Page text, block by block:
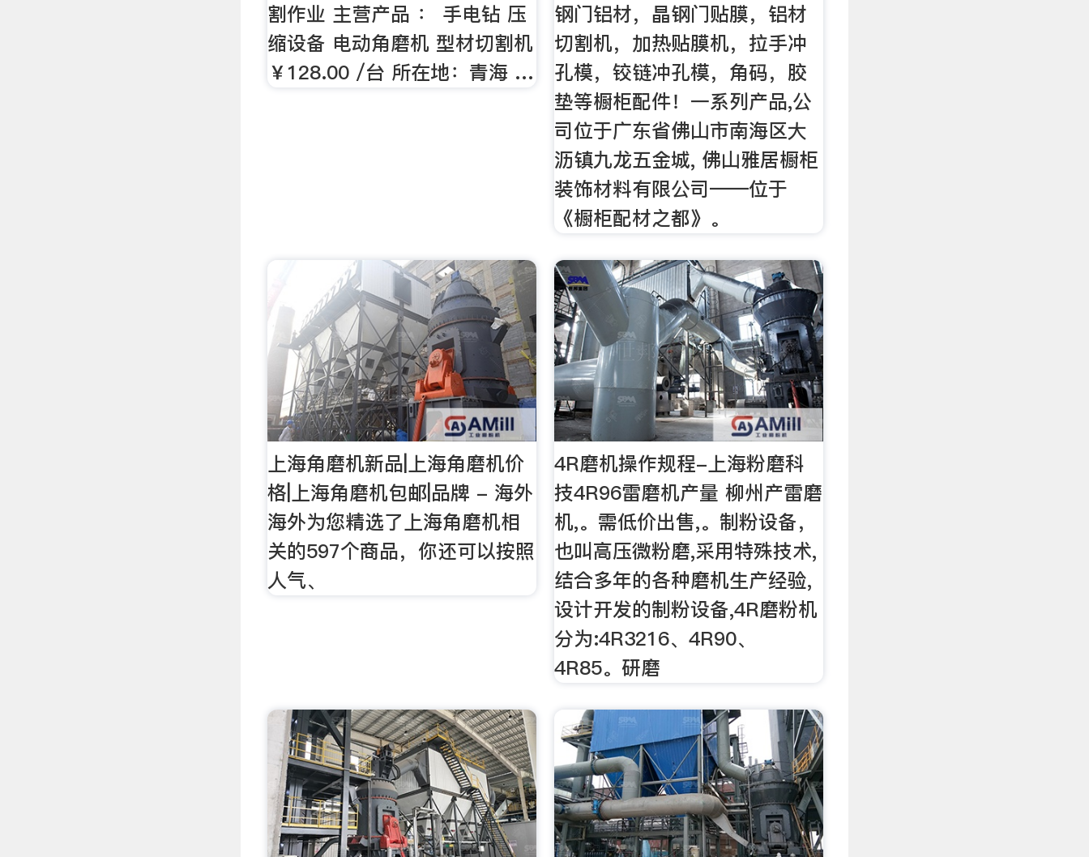
割作业 主营产品 ： 手电钻 压
缩设备 电动角磨机 型材切割机
￥128.00 /台 所在地：青海 …
钢门铝材，晶钢门贴膜，铝材
切割机，加热贴膜机，拉手冲
孔模，铰链冲孔模，角码，胶
垫等橱柜配件！一系列产品,公
司位于广东省佛山市南海区大
沥镇九龙五金城, 佛山雅居橱柜
装饰材料有限公司——位于
《橱柜配材之都》。
上海角磨机新品|上海角磨机价
格|上海角磨机包邮|品牌 - 海外
海外为您精选了上海角磨机相
关的597个商品，你还可以按照
人气、
4R磨机操作规程-上海粉磨科
技4R96雷磨机产量 柳州产雷磨
机,。需低价出售,。制粉设备，
也叫高压微粉磨,采用特殊技术,
结合多年的各种磨机生产经验,
设计开发的制粉设备,4R磨粉机
分为:4R3216、4R90、
4R85。研磨